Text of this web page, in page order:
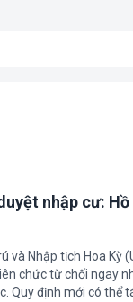
nhập cư:
và Nhập tịch Hoa Kỳ
chức từ chối ngay
Quy định mới có thể